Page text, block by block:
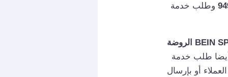
وطلب خدمة
أيضا طلب خدمة
أو بإرسال